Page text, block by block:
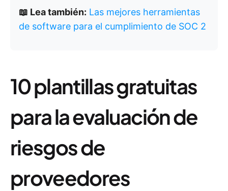
📖 Lea también: Las mejores herramientas
de software para el cumplimiento de SOC 2
10 plantillas gratuitas
para la evaluación de
riesgos de
proveedores